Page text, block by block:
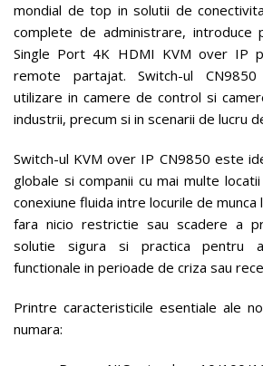
mondial de top in solutii de
complete de administrare, introduce
Single Port 4K HDMI KVM over IP
remote partajat. Switch-ul
utilizare in camere de control si
industrii, precum si in scenarii de lucru
Switch-ul KVM over IP CN9850 este
globale si companii cu mai multe
conexiune fluida intre locurile de
fara nicio restrictie sau scadere a
solutie sigura si practica pentru
functionale in perioade de criza sau
Printre caracteristicile esentiale ale
numara: